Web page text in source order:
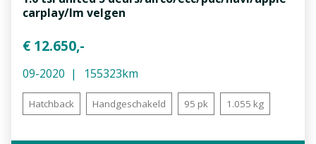
carplay/lm velgen
€ 12.650,-
09-2020 155323km
Hatchback Handgeschakeld 95 pk 1.055 kg